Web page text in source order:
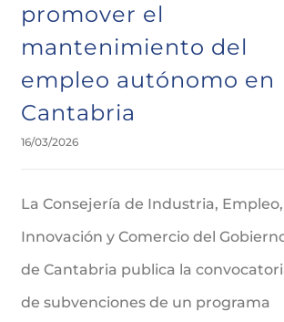
promover el
mantenimiento del
empleo autónomo en
Cantabria
16/03/2026
La Consejería de Industria, Empleo,
Innovación y Comercio del
de Cantabria publica la
de subvenciones de un programa